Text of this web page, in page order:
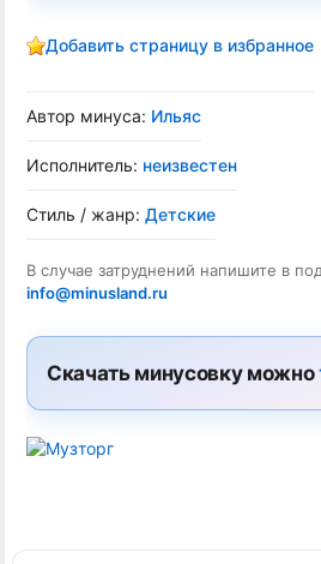
Добавить страницу в избранное
Автор минуса: Ильяс
Исполнитель: неизвестен
Стиль / жанр: Детские
В случае затруднений напишите в
info@minusland.ru
Скачать минусовку можно